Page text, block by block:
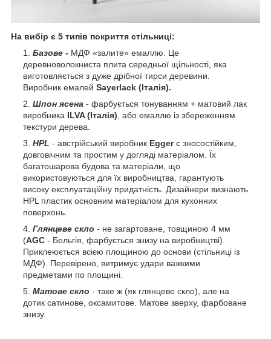
На вибір є 5 типів покриття стільниці:
Базове - МДФ «залите» емаллю. Це
деревноволокниста плита середньої щільності, яка
виготовляється з дуже дрібної тирси деревини.
Виробник емалей Sayerlack (Італія).
Шпон ясена - фарбується тонуванням + матовий лак
виробника ILVA (Італія) , або емаллю із збереженням
текстури дерева.
HPL - австрійський виробник Eggerє зносостійким,
довговічним та простим у догляді матеріалом. Їх
багатошарова будова та матеріали, що
використовуються для їх виробництва, гарантують
високу експлуатаційну придатність. Дизайнери визнають
HPL пластик основним матеріалом для кухонних
поверхонь.
Глянцеве скло - не загартоване, товщиною 4 мм
(AGC - Бельгія, фарбується знизу на виробництві).
Приклеюється всією площиною до основи (стільниці із
МДФ). Перевірено, витримує удари важкими
предметами по площині.
Матове скло - таке ж (як глянцеве скло), але на
дотик сатинове, оксамитове. Матове зверху, фарбоване
знизу.